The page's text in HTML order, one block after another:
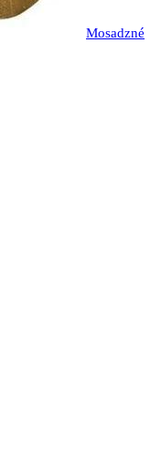
Mosadzné